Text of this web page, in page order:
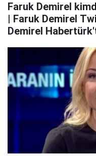
Faruk Demirel
| Faruk Demirel
Demirel